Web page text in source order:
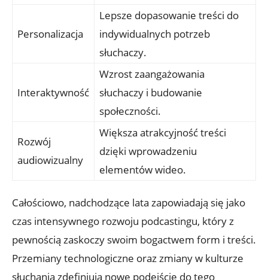
Personalizacja
Lepsze dopasowanie treści do
indywidualnych potrzeb
słuchaczy.
Interaktywność
Wzrost zaangażowania
słuchaczy i budowanie
społeczności.
Rozwój
audiowizualny
Większa atrakcyjność treści
dzięki wprowadzeniu
elementów wideo.
Całościowo, nadchodzące lata zapowiadają się jako
czas intensywnego rozwoju podcastingu, który z
pewnością zaskoczy swoim bogactwem form i treści.
Przemiany technologiczne oraz zmiany w kulturze
słuchania zdefiniują nowe podejście do tego